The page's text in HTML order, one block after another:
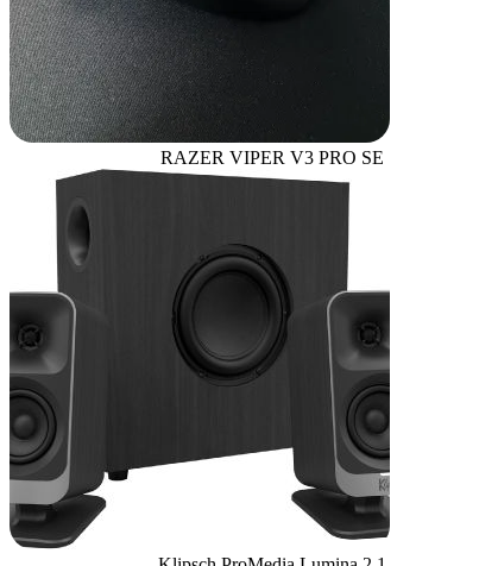
RAZER VIPER V3 PRO SE